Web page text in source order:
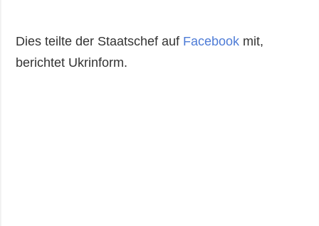
Dies teilte der Staatschef auf Facebook mit,
berichtet Ukrinform.